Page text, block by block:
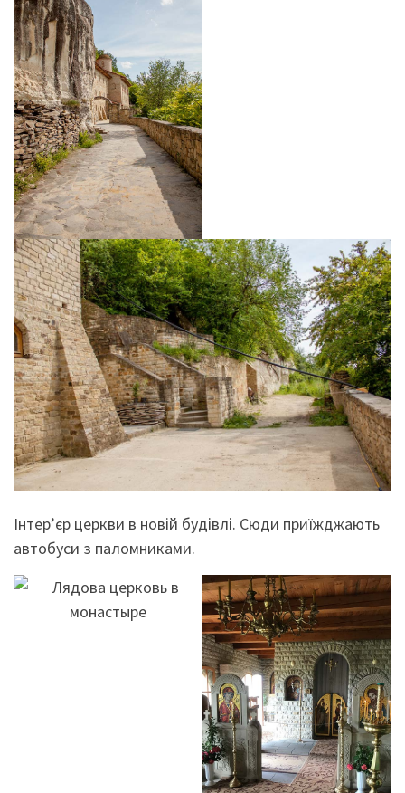
Інтер’єр церкви в новій будівлі. Сюди приїжджають
автобуси з паломниками.